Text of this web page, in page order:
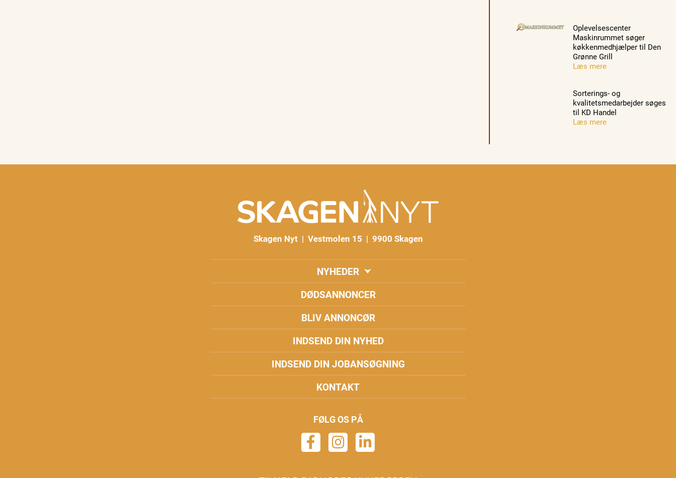
Oplevelsescenter
Maskinrummet søger
køkkenmedhjælper til Den
Grønne Grill
Læs mere
Sorterings- og
kvalitetsmedarbejder søges
til KD Handel
Læs mere
Skagen Nyt | Vestmolen 15 | 9900 Skagen
NYHEDER
DØDSANNONCER
BLIV ANNONCØR
INDSEND DIN NYHED
INDSEND DIN JOBANSØGNING
KONTAKT
FØLG OS PÅ